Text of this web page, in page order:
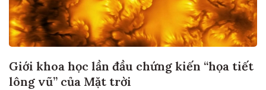
Giới khoa học lần đầu chứng kiến “họa tiết
lông vũ” của Mặt trời